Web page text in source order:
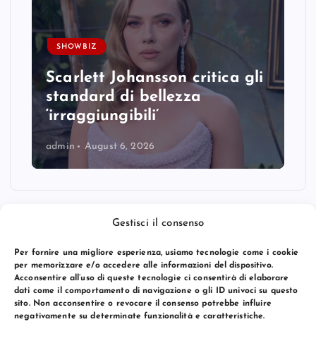
Gestisci il consenso
Per fornire una migliore esperienza, usiamo tecnologie come i cookie
per memorizzare e/o accedere alle informazioni del dispositivo.
Acconsentire all’uso di queste tecnologie ci consentirà di elaborare
dati come il comportamento di navigazione o gli ID univoci su questo
sito. Non acconsentire o revocare il consenso potrebbe influire
negativamente su determinate funzionalità e caratteristiche.
SHOWBIZ
Scarlett Johansson critica gli
standard di bellezza
‘irraggiungibili’
admin August 6, 2026